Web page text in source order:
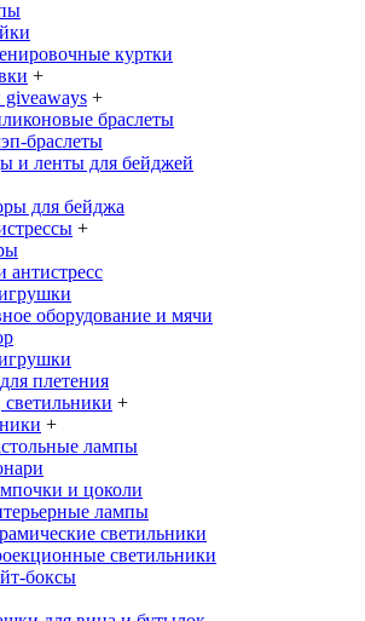
куртки
+
+
браслеты
браслеты
и ленты для бейджей
для бейджа
+
оборудование и мячи
плетения
+
+
лампы
и цоколи
лампы
светильники
светильники
боксы